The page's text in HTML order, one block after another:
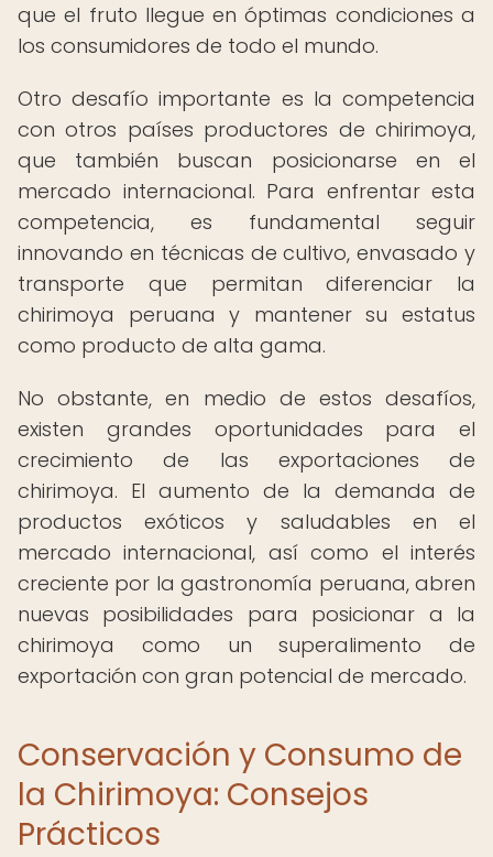
que el fruto llegue en óptimas condiciones a
los consumidores de todo el mundo.
Otro desafío importante es la competencia
con otros países productores de chirimoya,
que también buscan posicionarse en el
mercado internacional. Para enfrentar esta
competencia, es fundamental seguir
innovando en técnicas de cultivo, envasado y
transporte que permitan diferenciar la
chirimoya peruana y mantener su estatus
como producto de alta gama.
No obstante, en medio de estos desafíos,
existen grandes oportunidades para el
crecimiento de las exportaciones de
chirimoya. El aumento de la demanda de
productos exóticos y saludables en el
mercado internacional, así como el interés
creciente por la gastronomía peruana, abren
nuevas posibilidades para posicionar a la
chirimoya como un superalimento de
exportación con gran potencial de mercado.
Conservación y Consumo de
la Chirimoya: Consejos
Prácticos